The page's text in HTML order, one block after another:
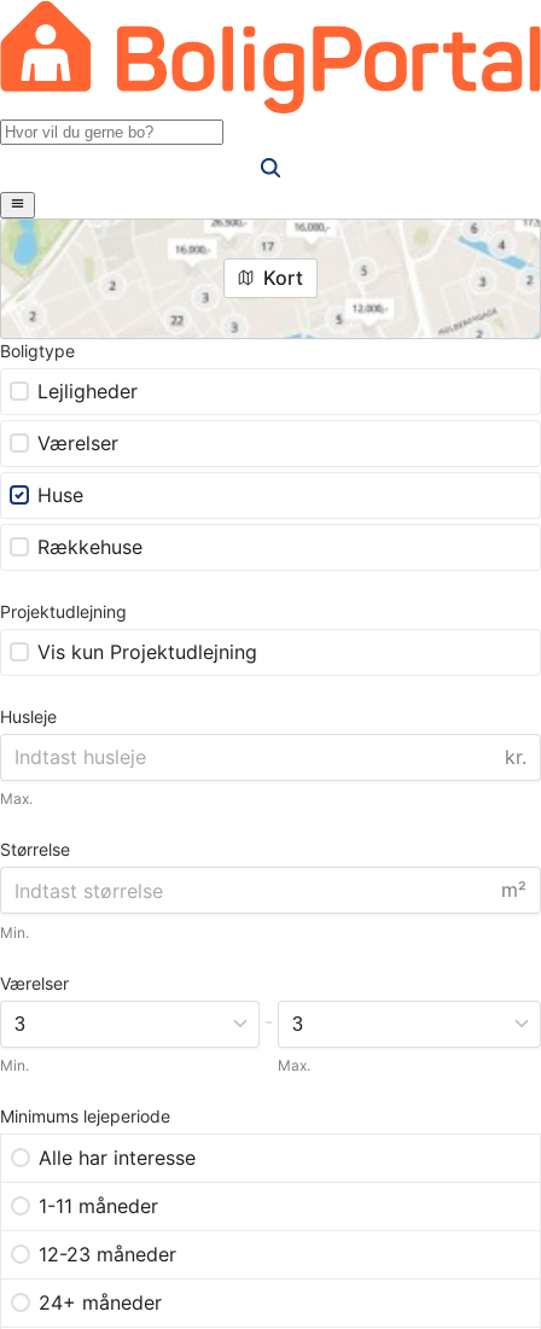
Kort
Boligtype
Lejligheder
Værelser
Huse
Rækkehuse
Projektudlejning
Vis kun Projektudlejning
Husleje
kr.
Max.
Størrelse
m²
Min.
Værelser
Min.
-
Max.
Minimums lejeperiode
Alle har interesse
1-11 måneder
12-23 måneder
24+ måneder